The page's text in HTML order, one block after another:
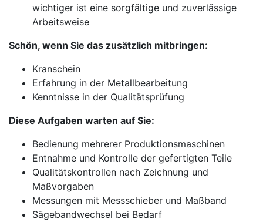
wichtiger ist eine sorgfältige und zuverlässige
Arbeitsweise
Schön, wenn Sie das zusätzlich mitbringen:
Kranschein
Erfahrung in der Metallbearbeitung
Kenntnisse in der Qualitätsprüfung
Diese Aufgaben warten auf Sie:
Bedienung mehrerer Produktionsmaschinen
Entnahme und Kontrolle der gefertigten Teile
Qualitätskontrollen nach Zeichnung und
Maßvorgaben
Messungen mit Messschieber und Maßband
Sägebandwechsel bei Bedarf